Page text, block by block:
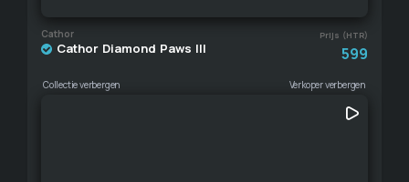
Cathor Prijs (HTR)
Cathor Diamond Paws III 599
Collectie verbergen Verkoper verbergen